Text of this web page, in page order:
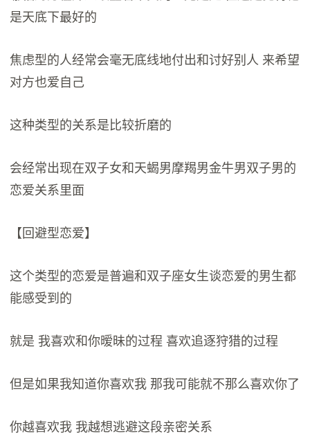
是天底下最好的
焦虑型的人经常会毫无底线地付出和讨好别人 来希望
对方也爱自己
这种类型的关系是比较折磨的
会经常出现在双子女和天蝎男摩羯男金牛男双子男的
恋爱关系里面
【回避型恋爱】
这个类型的恋爱是普遍和双子座女生谈恋爱的男生都
能感受到的
就是 我喜欢和你暧昧的过程 喜欢追逐狩猎的过程
但是如果我知道你喜欢我 那我可能就不那么喜欢你了
你越喜欢我 我越想逃避这段亲密关系